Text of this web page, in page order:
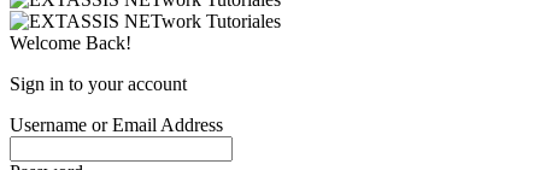
Welcome Back!
Sign in to your account
Username or Email Address